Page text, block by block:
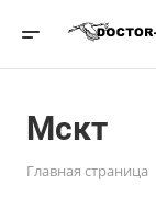
Мскт
Главная страница